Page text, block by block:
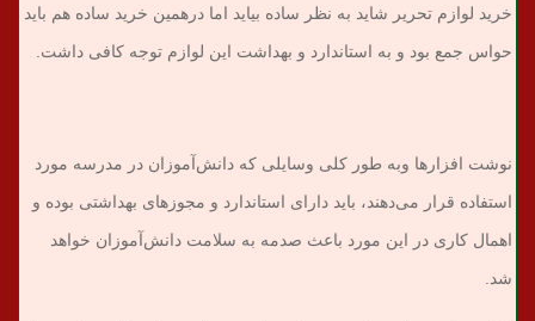
خرید لوازم تحریر شاید به نظر ساده بیاید اما درهمین خرید ساده هم باید
حواس جمع بود و به استاندارد و بهداشت این لوازم توجه کافی داشت.
نوشت افزارها وبه طور کلی وسایلی که دانش‌آموزان در مدرسه مورد
استفاده قرار می‌دهند، باید دارای استاندارد و مجوزهای بهداشتی بوده و
اهمال کاری در این مورد باعث صدمه به سلامت دانش‌آموزان خواهد
شد.